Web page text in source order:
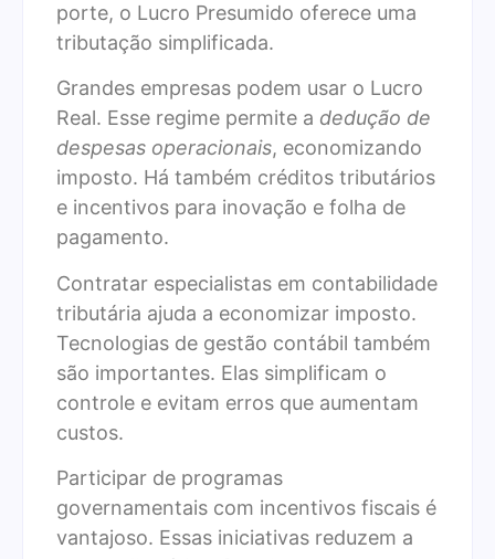
porte, o Lucro Presumido oferece uma
tributação simplificada.
Grandes empresas podem usar o Lucro
Real. Esse regime permite a dedução de
despesas operacionais, economizando
imposto. Há também créditos tributários
e incentivos para inovação e folha de
pagamento.
Contratar especialistas em contabilidade
tributária ajuda a economizar imposto.
Tecnologias de gestão contábil também
são importantes. Elas simplificam o
controle e evitam erros que aumentam
custos.
Participar de programas
governamentais com incentivos fiscais é
vantajoso. Essas iniciativas reduzem a